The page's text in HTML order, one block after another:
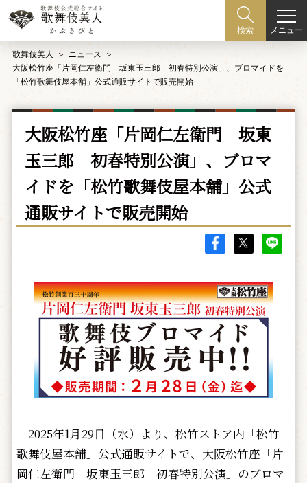
検索 メニュー
歌舞伎美人
ニュース
大阪松竹座「片岡仁左衛門 坂東玉三郎 初春特別公演」、ブロマイドを
「松竹歌舞伎屋本舗」公式通販サイトで販売開始
大阪松竹座「片岡仁左衛門 坂東
玉三郎 初春特別公演」、ブロマ
イドを「松竹歌舞伎屋本舗」公式
通販サイトで販売開始
2025年1月29日（水）より、松竹ストア内「松竹
歌舞伎屋本舗」公式通販サイトで、大阪松竹座「片
岡仁左衛門 坂東玉三郎 初春特別公演」のブロマ